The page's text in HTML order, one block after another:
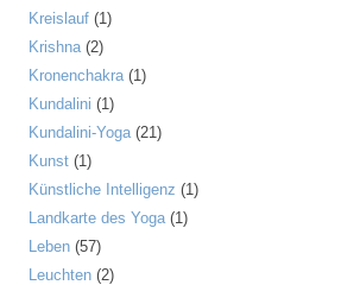
Kreislauf (1)
Krishna(2)
Kronenchakra(1)
Kundalini (1)
Kundalini-Yoga(21)
Kunst (1)
Künstliche Intelligenz (1)
Landkarte des Yoga(1)
Leben (57)
Leuchten (2)